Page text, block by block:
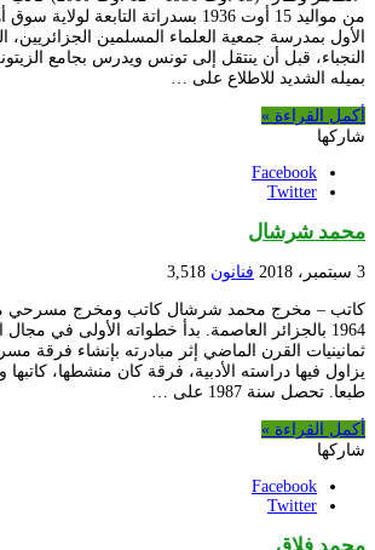
من مواليد 15 أوت 1936 بسدراتة التابعة
الأول بمدرسة جمعية العلماء المسلمين الجزائريين،
النجباء، قبل أن ينتقل إلى تونس ويدرس بجامع
بميله الشديد للاطلاع على …
أكمل القراءة »
شاركها
Facebook
Twitter
محمد شرشال
3 سبتمبر، 2018 فنانون 3,518
1964 بالجزائر العاصمة. بدأ خطواته الأولى في
ثمانينيات القرن الماضي إثر مبادرته بإنشاء فرقة
يزاول فيها دراسته الأدبية، فرقة كان منشطها،
طبعا. تحصل سنة 1987 على …
أكمل القراءة »
شاركها
Facebook
Twitter